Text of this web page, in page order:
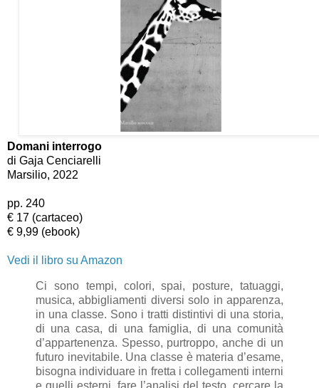
Domani interrogo
di Gaja Cenciarelli
Marsilio, 2022
pp. 240
€ 17 (cartaceo)
€ 9,99 (ebook)
Vedi il libro su Amazon
Ci sono tempi, colori, spai, posture, tatuaggi,
musica, abbigliamenti diversi solo in apparenza,
in una classe. Sono i tratti distintivi di una storia,
di una casa, di una famiglia, di una comunità
d’appartenenza. Spesso, purtroppo, anche di un
futuro inevitabile. Una classe è materia d’esame,
bisogna individuare in fretta i collegamenti interni